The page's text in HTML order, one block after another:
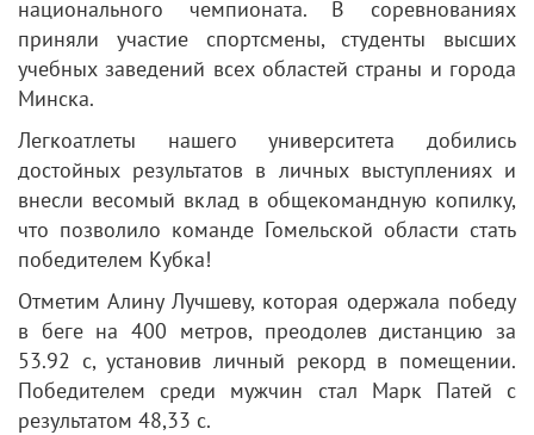
национального чемпионата. В соревнованиях
приняли участие спортсмены, студенты высших
учебных заведений всех областей страны и города
Минска.
Легкоатлеты нашего университета добились
достойных результатов в личных выступлениях и
внесли весомый вклад в общекомандную копилку,
что позволило команде Гомельской области стать
победителем Кубка!
Отметим Алину Лучшеву, которая одержала победу
в беге на 400 метров, преодолев дистанцию за
53.92 с, установив личный рекорд в помещении.
Победителем среди мужчин стал Марк Патей с
результатом 48,33 с.